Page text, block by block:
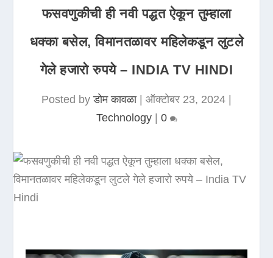
फसवणुकीची ही नवी पद्धत ऐकून तुम्हाला
धक्का बसेल, विमानतळावर महिलेकडून लुटले
गेले हजारो रुपये – INDIA TV HINDI
Posted byडोम कावळा| ऑक्टोबर 23, 2024
Technology| 0